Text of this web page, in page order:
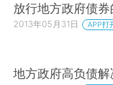
放行地方政府债
2013年05月31日 APP打
地方政府高负债解